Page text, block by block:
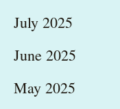
July 2025
June 2025
May 2025